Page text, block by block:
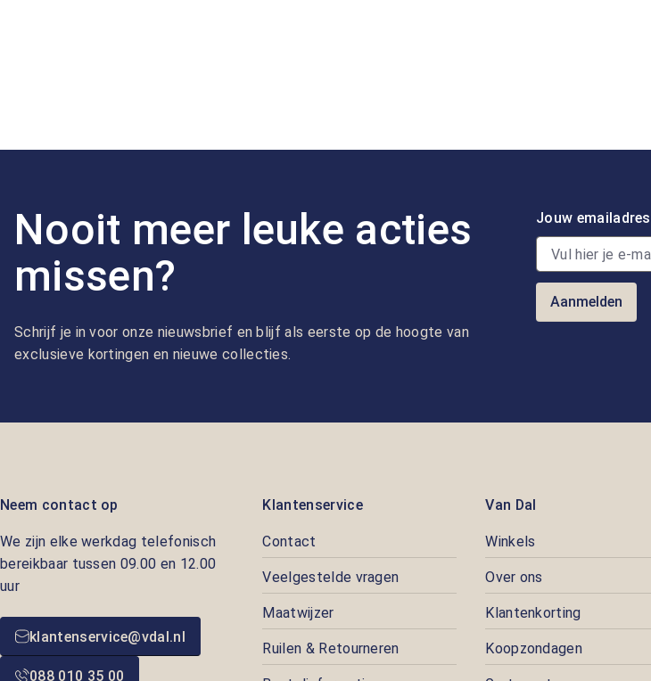
Nooit meer leuke acties
missen?
Schrijf je in voor onze nieuwsbrief en blijf als eerste op de hoogte van
exclusieve kortingen en nieuwe collecties.
Jouw emailadres
Aanmelden
Neem contact op
We zijn elke werkdag telefonisch
bereikbaar tussen 09.00 en 12.00
uur
klantenservice@vdal.nl
088 010 35 00
Klantenservice
Contact
Veelgestelde vragen
Maatwijzer
Ruilen & Retourneren
Van Dal
Winkels
Over ons
Klantenkorting
Koopzondagen